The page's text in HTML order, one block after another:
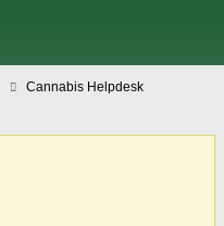
Cannabis Helpdesk